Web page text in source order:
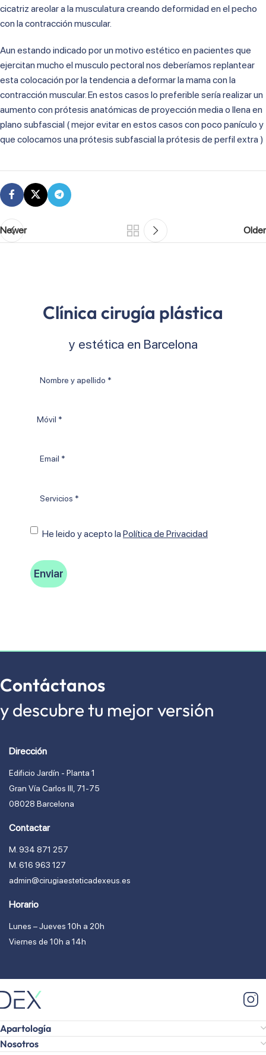
cicatriz areolar a la musculatura creando deformidad en el pecho
con la contracción muscular.
Aun estando indicado por un motivo estético en pacientes que
ejercitan mucho el musculo pectoral nos deberíamos replantear
esta colocación por la tendencia a deformar la mama con la
contracción muscular. En estos casos lo preferible sería realizar un
aumento con prótesis anatómicas de proyección media o llena en
plano subfascial ( mejor evitar en estos casos con poco panículo y
que colocamos una prótesis subfascial la prótesis de perfil extra )
Newer Older
Clínica cirugía plástica
y estética en Barcelona
Consentimiento
He leido y acepto Ia Política de Privacidad
Contáctanos
y descubre tu mejor versión
Dirección
Edificio Jardín - Planta 1
Gran Vía Carlos lll, 71-75
08028 Barcelona
Contactar
M. 934 871 257
M. 616 963 127
admin@cirugiaesteticadexeus.es
Horario
Lunes – Jueves 10h a 20h
Viernes de 10h a 14h
Apartología
Nosotros